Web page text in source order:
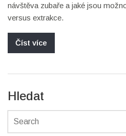
návštěva zubaře a jaké jsou
versus extrakce.
Číst více
Hledat